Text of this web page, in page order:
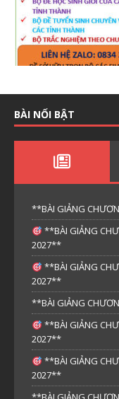
BÀI NỔI BẬT
**BÀI GIẢNG
**BÀI GIẢNG
2027**
**BÀI GIẢNG
2027**
**BÀI GIẢNG
**BÀI GIẢNG
2027**
**BÀI GIẢNG
2027**